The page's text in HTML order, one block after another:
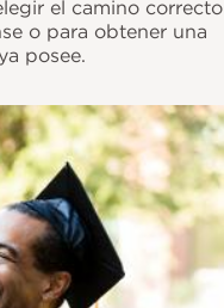
el camino correcto
o para obtener una
posee.